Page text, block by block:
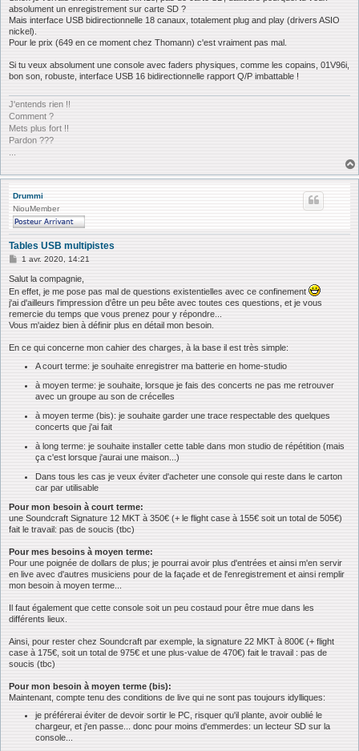
absolument un enregistrement sur carte SD ?
Mais interface USB bidirectionnelle 18 canaux, totalement plug and play (drivers ASIO
nickel).
Pour le prix (649 en ce moment chez Thomann) c'est vraiment pas mal.
Si tu veux absolument une console avec faders physiques, comme les copains, 01V96i,
bon son, robuste, interface USB 16 bidirectionnelle rapport Q/P imbattable !
J'entends rien !!
Comment ?
Mets plus fort !!
Pardon ???
Drummi
NiouMember
Tables USB multipistes
M
s
a
g
e
1 avr. 2020, 14:21
Salut la compagnie,
En effet, je me pose pas mal de questions existentielles avec ce confinement
j'ai d'ailleurs l'impression d'être un peu bête avec toutes ces questions, et je vous
remercie du temps que vous prenez pour y répondre...
Vous m'aidez bien à définir plus en détail mon besoin.
En ce qui concerne mon cahier des charges, à la base il est très simple:
A court terme: je souhaite enregistrer ma batterie en home-studio
à moyen terme: je souhaite, lorsque je fais des concerts ne pas me retrouver
avec un groupe au son de crécelles
à moyen terme (bis): je souhaite garder une trace respectable des quelques
concerts que j'ai fait
à long terme: je souhaite installer cette table dans mon studio de répétition (mais
ça c'est lorsque j'aurai une maison...)
Dans tous les cas je veux éviter d'acheter une console qui reste dans le carton
car par utilisable
Pour mon besoin à court terme:
une Soundcraft Signature 12 MKT à 350€ (+ le flight case à 155€ soit un total de 505€)
fait le travail: pas de soucis (tbc)
Pour mes besoins à moyen terme:
Pour une poignée de dollars de plus; je pourrai avoir plus d'entrées et ainsi m'en servir
en live avec d'autres musiciens pour de la façade et de l'enregistrement et ainsi remplir
mon besoin à moyen terme...
Il faut également que cette console soit un peu costaud pour être mue dans les
différents lieux.
Ainsi, pour rester chez Soundcraft par exemple, la signature 22 MKT à 800€ (+ flight
case à 175€, soit un total de 975€ et une plus-value de 470€) fait le travail : pas de
soucis (tbc)
Pour mon besoin à moyen terme (bis):
Maintenant, compte tenu des conditions de live qui ne sont pas toujours idylliques:
je préférerai éviter de devoir sortir le PC, risquer qu'il plante, avoir oublié le
chargeur, et j'en passe... donc pour moins d'emmerdes: un lecteur SD sur la
console...